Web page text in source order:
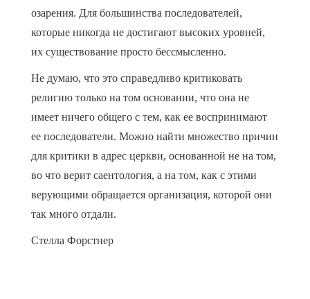
озарения. Для большинства последователей,
которые никогда не достигают высоких уровней,
их существование просто бессмысленно.
Не думаю, что это справедливо критиковать
религию только на том основании, что она не
имеет ничего общего с тем, как ее воспринимают
ее последователи. Можно найти множество причин
для критики в адрес церкви, основанной не на том,
во что верит саентология, а на том, как с этими
верующими обращается организация, которой они
так много отдали.
Стелла Форстнер